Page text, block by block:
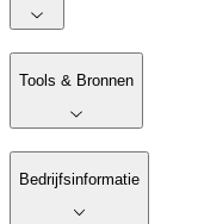
Tools & Bronnen
Bedrijfsinformatie